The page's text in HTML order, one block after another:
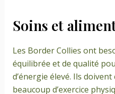
Soins et
Les Border Collies ont
équilibrée et de qualité
d’énergie élevé. Ils
beaucoup d’exercice